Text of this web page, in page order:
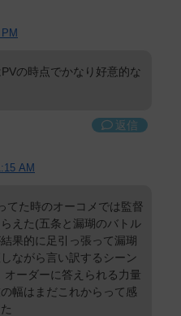
の時点でかなり好意的な
返信
AM
てた時のオーコメでは監督
えた(五条と漏瑚のバトル
果的に足引っ張って漏瑚
ながら言い訳するシーン
オーダーに答えられる力量
幅はまだこれからって感